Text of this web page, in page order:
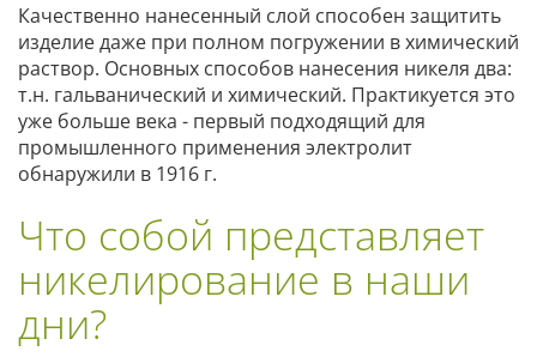
Качественно нанесенный слой способен защитить
изделие даже при полном погружении в химический
раствор. Основных способов нанесения никеля два:
т.н. гальванический и химический. Практикуется это
уже больше века - первый подходящий для
промышленного применения электролит
обнаружили в 1916 г.
Что собой представляет
никелирование в наши
дни?